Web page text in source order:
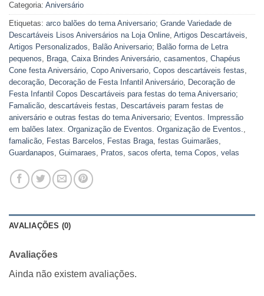
Categoria: Aniversário
Etiquetas: arco balões do tema Aniversario; Grande Variedade de
Descartáveis Lisos Aniversários na Loja Online, Artigos Descartáveis,
Artigos Personalizados, Balão Aniversario; Balão forma de Letra
pequenos, Braga, Caixa Brindes Aniversário, casamentos, Chapéus
Cone festa Aniversário, Copo Aniversario, Copos descartáveis festas,
decoração, Decoração de Festa Infantil Aniversário, Decoração de
Festa Infantil Copos Descartáveis para festas do tema Aniversario;
Famalicão, descartáveis festas, Descartáveis param festas de
aniversário e outras festas do tema Aniversario; Eventos. Impressão
em balões latex. Organização de Eventos. Organização de Eventos.,
famalicão, Festas Barcelos, Festas Braga, festas Guimarães,
Guardanapos, Guimaraes, Pratos, sacos oferta, tema Copos, velas
AVALIAÇÕES (0)
Avaliações
Ainda não existem avaliações.